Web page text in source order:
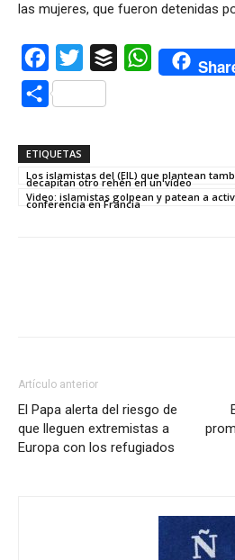
las mujeres, que fueron detenidas
Facebook
Twitter Buffer WhatsApp
Compartir
ETIQUETAS
Los islamistas del (EIL) que plantean
decapitan otro rehén en un vídeo
Video: islamistas golpean y patean a
conferencia en Francia
Artículo anterior
El Papa alerta del riesgo de
que lleguen extremistas a
Europa con los refugiados